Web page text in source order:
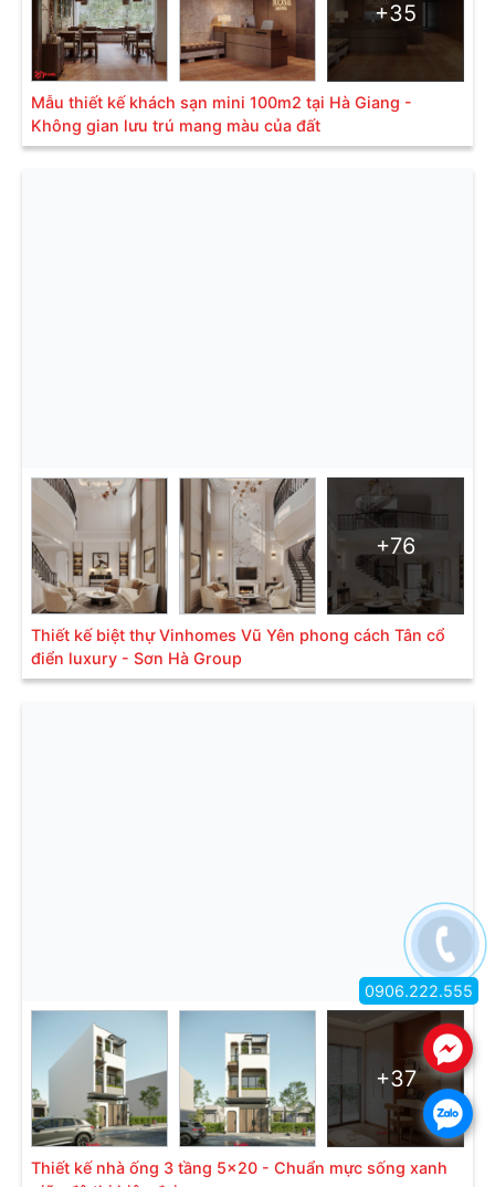
+35
Mẫu thiết kế khách sạn mini 100m2 tại Hà Giang -
Không gian lưu trú mang màu của đất
+76
Thiết kế biệt thự Vinhomes Vũ Yên phong cách Tân cổ
điển luxury - Sơn Hà Group
+37
Thiết kế nhà ống 3 tầng 5x20 - Chuẩn mực sống xanh
.
.
0906.222.555